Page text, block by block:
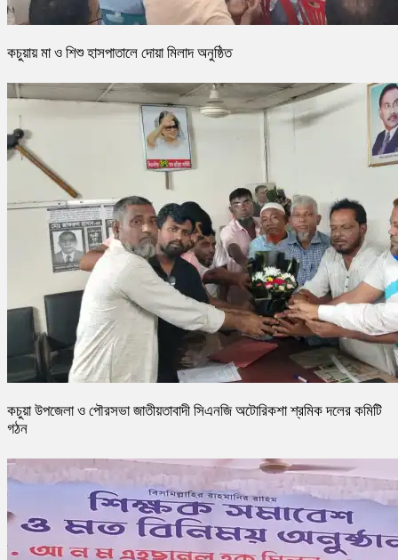
কচুয়ায় মা ও শিশু হাসপাতালে দোয়া মিলাদ অনুষ্ঠিত
কচুয়া উপজেলা ও পৌরসভা জাতীয়তাবাদী সিএনজি অটোরিকশা শ্রমিক দলের কমিটি
গঠন